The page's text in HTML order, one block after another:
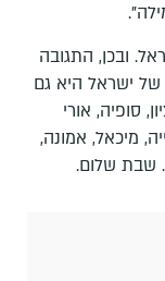
ובכן, התגובה
של ישראל היא גם
סופיה, אורי
מיכאל, אמונה,
שבת שלום.